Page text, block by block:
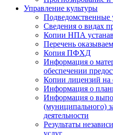
Управление культуры
Подведомственные
Сведения о видах
Копии НПА
Перечень
Копия ПФХД
Информация о
обеспечении
Копии лицензий на
Информация о
Информация о
(муниципального)
деятельности
Результаты
услуг